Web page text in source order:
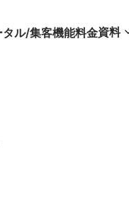
タル/集客機能料金資料